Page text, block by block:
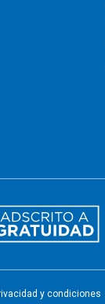
y condiciones